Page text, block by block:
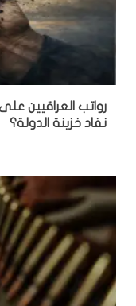
رواتب العراقيين
نفاد خزينة الدولة؟